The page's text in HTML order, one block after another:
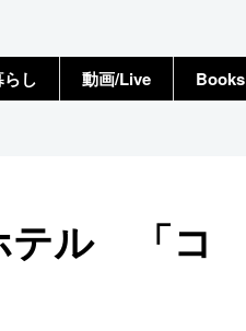
し 動画/Live Books
テル 「コ